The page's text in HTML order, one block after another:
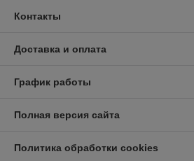
Контакты
Доставка и оплата
График работы
Полная версия сайта
Политика обработки cookies